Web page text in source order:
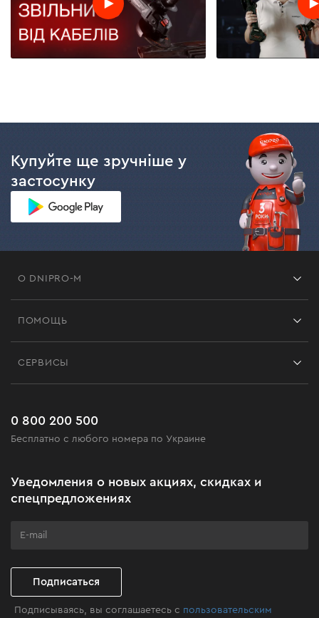
Купуйте ще зручніше у
застосунку
О DNIPRO-M
Черная пятница
Клуб мастерства
ПОМОЩЬ
Часто задаваемые вопросы
СЕРВИСЫ
0 800 200 500
Бесплатно с любого номера по Украине
Уведомления о новых акциях, скидках и
спецпредложениях
Подписаться
Подписываясь, вы соглашаетесь с пользовательским